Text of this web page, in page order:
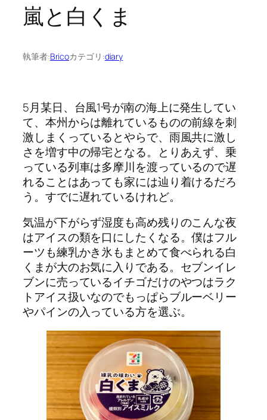
嵐と白くま
執筆者:Bricoカテゴリ:diary
5月某日、台風1号が南の海上に発生してい
て、本州からは離れているものの前線を刺
激しまくっているとやらで、雨風共に激し
さを増す中の帰宅となる。とりあえず、乗
っている列車は多摩川を渡っているので遅
れることはあっても家には辿り着けるだろ
う。すでに遅れているけれど。
気温が下がらず湿度も高め残りのこんな夜
はアイスの類を口にしたくなる。僕はフル
ーツも練乳かき氷もまとめて食べられる白
くまが大のお気に入りである。セブンイレ
ブンに売っているイチゴだけのやつはラク
トアイス扱いなのでもっぱらブルーベリー
やパインの入っている方を選ぶ。